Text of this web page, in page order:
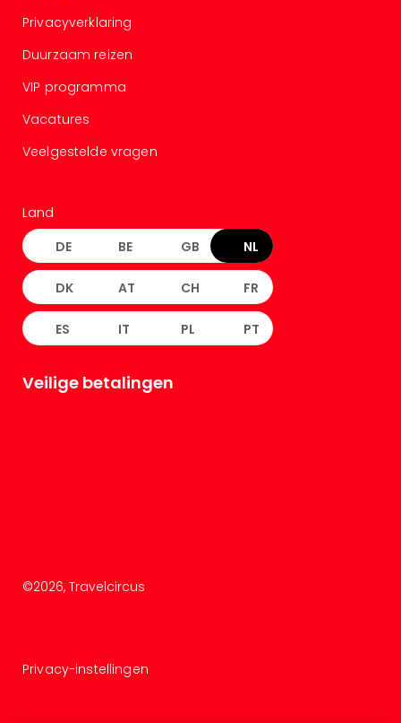
Privacyverklaring
Duurzaam reizen
VIP programma
Vacatures
Veelgestelde vragen
Land
DE BE GB NL
DK AT CH FR
ES IT PL PT
Veilige betalingen
©2026, Travelcircus
Privacy-instellingen